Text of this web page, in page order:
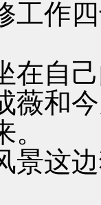
工作
自
薇和
这